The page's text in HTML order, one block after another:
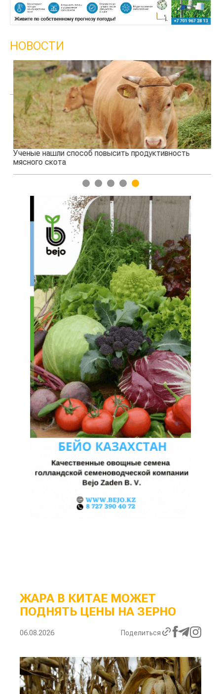
НОВОСТИ
Ученые нашли способ повысить продуктивность
мясного скота
1 2 3 4 5
ЖАРА В КИТАЕ МОЖЕТ
ПОДНЯТЬ ЦЕНЫ НА ЗЕРНО
06.08.2026 Поделиться